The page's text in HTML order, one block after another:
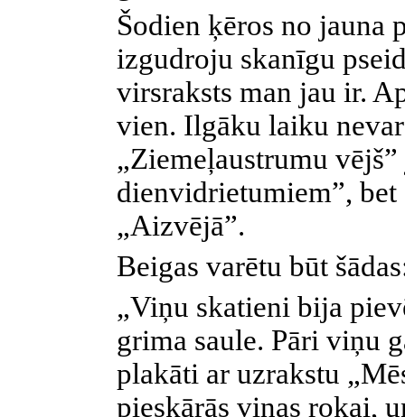
Šodien ķēros no jauna
izgudroju skanīgu
virsraksts man jau ir.
vien. Ilgāku laiku
„Ziemeļaustrumu
dienvidrietumiem”,
„Aizvējā”.
Beigas varētu būt
„Viņu skatieni bija
grima saule. Pāri viņu
plakāti ar uzrakstu
pieskārās viņas rokai,